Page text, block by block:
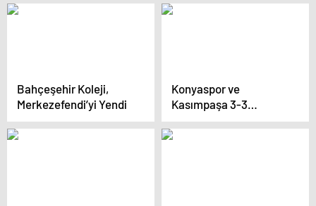
Yenildi
Yenildi
Bahçeşehir Koleji,
Merkezefendi’yi Yendi
Konyaspor ve
Kasımpaşa 3-3
Beraberlik